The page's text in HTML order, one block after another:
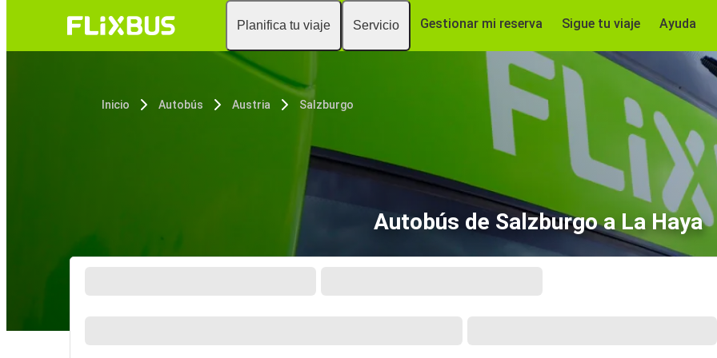
Planifica tu viaje Servicio Gestionar mi reserva Sigue tu viaje Ayuda
Inicio Autobús Austria Salzburgo
Autobús de Salzburgo a La Haya